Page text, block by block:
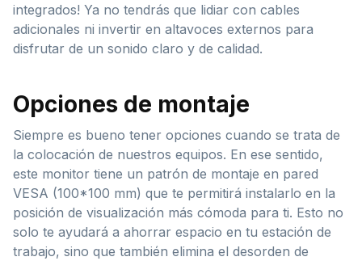
integrados! Ya no tendrás que lidiar con cables
adicionales ni invertir en altavoces externos para
disfrutar de un sonido claro y de calidad.
Opciones de montaje
Siempre es bueno tener opciones cuando se trata de
la colocación de nuestros equipos. En ese sentido,
este monitor tiene un patrón de montaje en pared
VESA (100*100 mm) que te permitirá instalarlo en la
posición de visualización más cómoda para ti. Esto no
solo te ayudará a ahorrar espacio en tu estación de
trabajo, sino que también elimina el desorden de